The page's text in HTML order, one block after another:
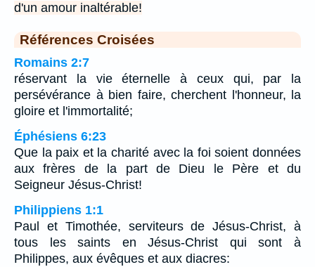
d'un amour inaltérable!
Références Croisées
Romains 2:7
réservant la vie éternelle à ceux qui, par la
persévérance à bien faire, cherchent l'honneur, la
gloire et l'immortalité;
Éphésiens 6:23
Que la paix et la charité avec la foi soient données
aux frères de la part de Dieu le Père et du
Seigneur Jésus-Christ!
Philippiens 1:1
Paul et Timothée, serviteurs de Jésus-Christ, à
tous les saints en Jésus-Christ qui sont à
Philippes, aux évêques et aux diacres: